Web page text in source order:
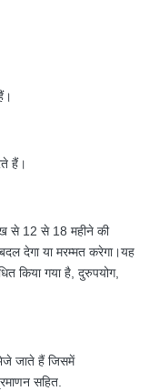
हैं।
से 12 से 18 महीने की
बदल देगा या मरम्मत करेगा।यह
किया गया है, दुरुपयोग,
भेजे जाते हैं जिसमें
सहित.